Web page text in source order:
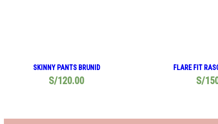
SKINNY PANTS BRUNID
S/120.00
FLARE FIT
S/